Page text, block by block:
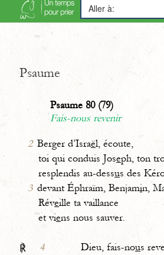
Aller à:
Psaume
Psaume 80 (79)
Fais-nous revenir
2 Berger d’Israël, écoute,
toi qui conduis Joseph, ton
resplendis au-dessus des
3 devant Éphraïm, Benjamin,
Réveille ta vaillance
et viens nous sauver.
℟ 4 Dieu, fais-nous